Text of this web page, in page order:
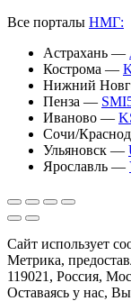
Все порталы НМГ:
Астрахань —
Кострома —
Нижний
Пенза —
Иваново —
Сочи/
Ульяновск —
Ярославль —
Сайт использует
Метрика,
119021, Россия,
Оставаясь у нас,